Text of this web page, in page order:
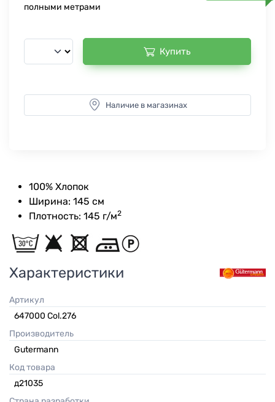
полными метрами
Купить
Наличие в магазинах
100% Хлопок
Ширина: 145 см
Плотность: 145 г/м2
Характеристики
Артикул
647000 Col.276
Производитель
Gutermann
Код товара
д21035